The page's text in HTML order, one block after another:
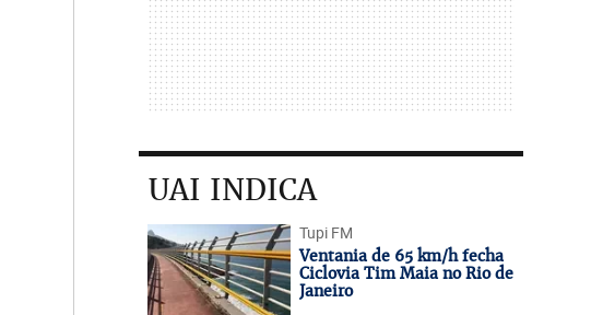
UAI INDICA
Tupi FM
Ventania de 65 km/h fecha
Ciclovia Tim Maia no Rio de
Janeiro